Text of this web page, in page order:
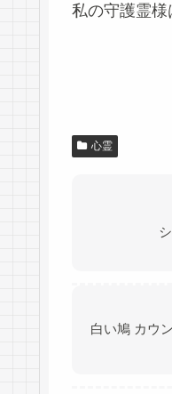
私の守護霊様
文責
心霊
白い鳩 カウ